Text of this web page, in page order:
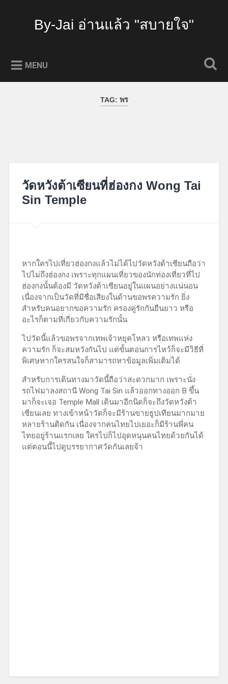
By-Jai อ่านแล้ว "สบายใจ"
MENU
TAG: พร
วัดหวังต้าเซียนที่ฮ่องกง Wong Tai
Sin Temple
หากใครไปเที่ยวฮ่องกงแล้วไม่ได้ไปวัดหวังต้าเซียนถือว่า
ไปไม่ถึงฮ่องกง เพราะทุกแผนเที่ยวของนักท่องเที่ยวที่ไป
ฮ่องกงนั้นต้องมี วัดหวังต้าเซียนอยู่ในแผนอย่างแน่นอน
เนื่องจากเป็นวัดที่มีชื่อเสียงในด้านขอพรความรัก ยิ่ง
สำหรับคนอยากขอความรัก ครองคู่รักกันยืนยาว หรือ
อะไรก็ตามที่เกี่ยวกับความรักนั้น
ไปวัดนี้แล้วขอพรจากเทพเจ้าหยุคโหลว หรือเทพแห่ง
ความรัก ก็จะสมหวังกันไป แต่ขั้นตอนการไหว้ก็จะมีวิธีที่
พิเศษหากใครสนใจก็สามารถหาข้อมูลเพิ่มเติมได้
สำหรับการเดินทางมาวัดนี้ถือว่าสะดวกมาก เพราะนั่ง
รถไฟมาลงสถานี Wong Tai Sin แล้วออกทางออก B ขึ้น
มาก็จะเจอ Temple Mall เดินมาอีกนิดก็จะถึงวัดหวังต้า
เซียนเลย ทางเข้าหน้าวัดก็จะมีร้านขายธูปเทียนมากมาย
หลายร้านติดกัน เนื่องจากคนไทยไปเยอะก็มีร้านพี่คน
ไทยอยู่ร้านแรกเลย ใครไปก็ไปอุดหนุนคนไทยด้วยกันได้
แต่ตอนนี้ไปดูบรรยากาศวัดกันเลยจ้า